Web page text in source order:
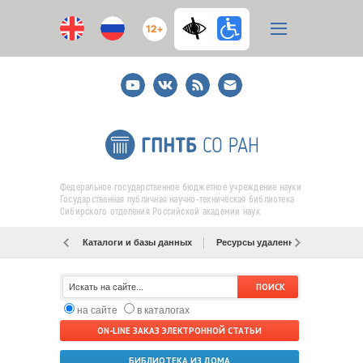
12+
YoutubeВКонтакте
RSS
E-
mail
подписка
Федеральное государственное бюджетное учреждение науки
Государственная публичная научно-техническая библиотека
Сибирского отделения Российской академии наук
Каталоги и базы данных Ресурсы удаленного доступа
на сайте
в каталогах
ON-LINE ЗАКАЗ ЭЛЕКТРОННОЙ СТАТЬИ
БИБЛИОТЕКА ИЗ ДОМА